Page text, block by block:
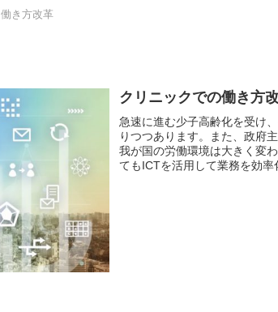
働き方改革
クリニックでの働き方
急速に進む少子高齢化を受け
りつつあります。また、政府
我が国の労働環境は大きく変
てもICTを活用して業務を効率